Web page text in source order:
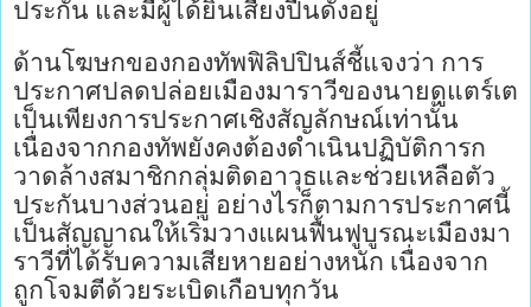
ประกัน และมีผู้ได้ยินเสียงปืนดังอยู่
ด้านโฆษกของกองทัพฟิลิปปินส์ชี้แจงว่า การ
ประกาศปลดปล่อยเมืองมาราวีของนายดูแตร์เต
เป็นเพียงการประกาศเชิงสัญลักษณ์เท่านั้น
เนื่องจากกองทัพยังคงต้องดำเนินปฏิบัติการก
วาดล้างสมาชิกกลุ่มติดอาวุธและช่วยเหลือตัว
ประกันบางส่วนอยู่ อย่างไรก็ตามการประกาศนี้
เป็นสัญญาณให้เริ่มวางแผนฟื้นฟูบูรณะเมืองมา
ราวีที่ได้รับความเสียหายอย่างหนัก เนื่องจาก
ถูกโจมตีด้วยระเบิดเกือบทุกวัน